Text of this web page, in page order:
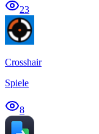
23
Crosshair
Spiele
8